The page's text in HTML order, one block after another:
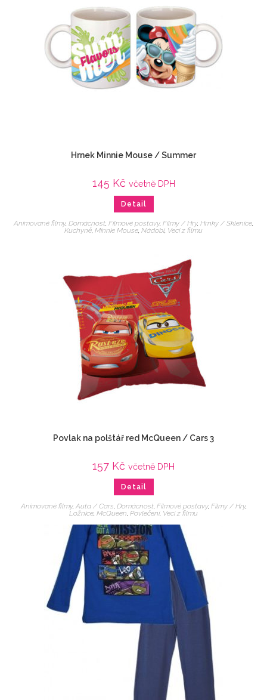
Hrnek Minnie Mouse / Summer
145 Kč včetně DPH
Detail
Animované filmy, Domácnost Filmové postavy, Filmy / Hry, Hrnky / Sklenice
Kuchyně Minnie Mouse Nádobí, Veci z filmu
Povlak na polštář red McQueen / Cars 3
157 Kč včetně DPH
Detail
Animované filmy, Auta / Cars, Domácnost, Filmové postavy, Filmy / Hry,
Ložnice, McQueen, Povlečení, Veci z filmu